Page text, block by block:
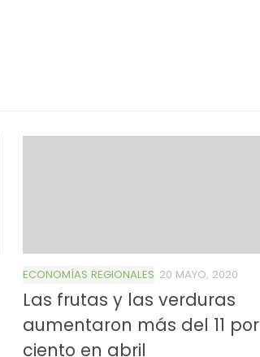
ECONOMÍAS REGIONALES 20 MAYO, 2020
Las frutas y las verduras
aumentaron más del 11 por
ciento en abril